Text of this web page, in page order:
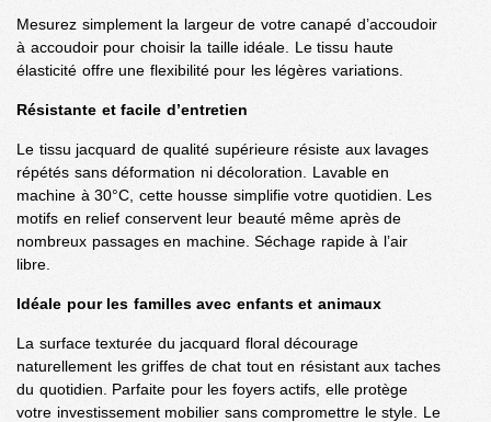
Mesurez simplement la largeur de votre canapé d’accoudoir
à accoudoir pour choisir la taille idéale. Le tissu haute
élasticité offre une flexibilité pour les légères variations.
Résistante et facile d’entretien
Le tissu jacquard de qualité supérieure résiste aux lavages
répétés sans déformation ni décoloration. Lavable en
machine à 30°C, cette housse simplifie votre quotidien. Les
motifs en relief conservent leur beauté même après de
nombreux passages en machine. Séchage rapide à l’air
libre.
Idéale pour les familles avec enfants et animaux
La surface texturée du jacquard floral décourage
naturellement les griffes de chat tout en résistant aux taches
du quotidien. Parfaite pour les foyers actifs, elle protège
votre investissement mobilier sans compromettre le style. Le